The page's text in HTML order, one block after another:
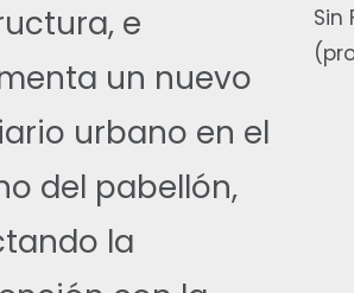
e
un nuevo
urbano en el
del pabellón,
la
Sin